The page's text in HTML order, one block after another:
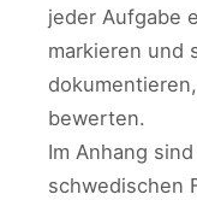
jeder Aufgabe
markieren und
bewerten.
Im Anhang
schwedischen